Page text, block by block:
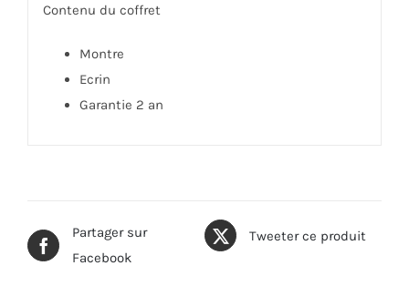
Contenu du coffret
Montre
Ecrin
Garantie 2 an
Partager sur
Facebook
Tweeter ce produit